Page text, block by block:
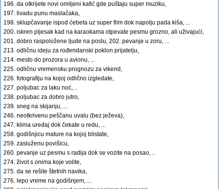
196. da otkrijete novi omiljeni kafić gde puštaju super muziku,
197. livadu punu maslačaka,
198. sklupčavanje ispod ćebeta uz super film dok napolju pada kiša, ...
200. iskren pljesak kad na karaokama otpevate pesmu grozno, ali uživajući,
201. dobro raspoložene ljude na poslu, 202. pevanje u zoru, ...
213. odličnu ideju za rođendanski poklon prijatelju,
214. mesto do prozora u avionu, ...
225. odličnu vremensku prognozu za vikend,
226. fotografiju na kojoj odlično izgledate,
227. poljubac za laku noć, ..
238. poljubac za dobro jutro,
239. sneg na skijanju, ...
246. neotkrivenu peščanu uvalu (bez ježeva),
247. klima uređaj dok čekate u redu, ...
258. godišnjicu mature na kojoj blistate,
259. zasluženu povišicu,
260. pevanje uz pesmu s radija dok se vozite na posao, ..
274. život s onima koje volite,
275. da se rešite štetnih navika,
276. lepo vreme na godišnjem, ...